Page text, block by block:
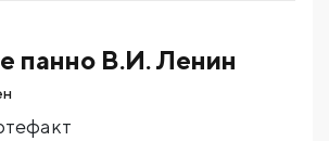
панно В.И. Ленин